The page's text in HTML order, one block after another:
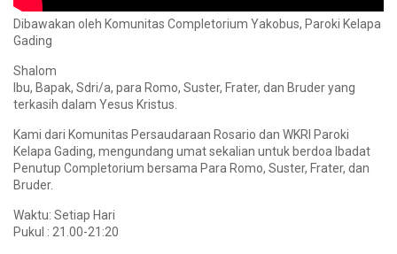
Dibawakan oleh Komunitas Completorium Yakobus, Paroki Kelapa
Gading
Shalom
Ibu, Bapak, Sdri/a, para Romo, Suster, Frater, dan Bruder yang
terkasih dalam Yesus Kristus.
Kami dari Komunitas Persaudaraan Rosario dan WKRI Paroki
Kelapa Gading, mengundang umat sekalian untuk berdoa Ibadat
Penutup Completorium bersama Para Romo, Suster, Frater, dan
Bruder.
Waktu: Setiap Hari
Pukul : 21.00-21:20